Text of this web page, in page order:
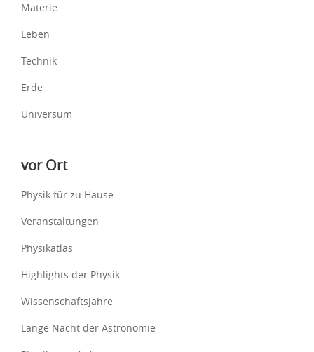
Materie
Leben
Technik
Erde
Universum
vor Ort
Physik für zu Hause
Veranstaltungen
Physikatlas
Highlights der Physik
Wissenschaftsjahre
Lange Nacht der Astronomie